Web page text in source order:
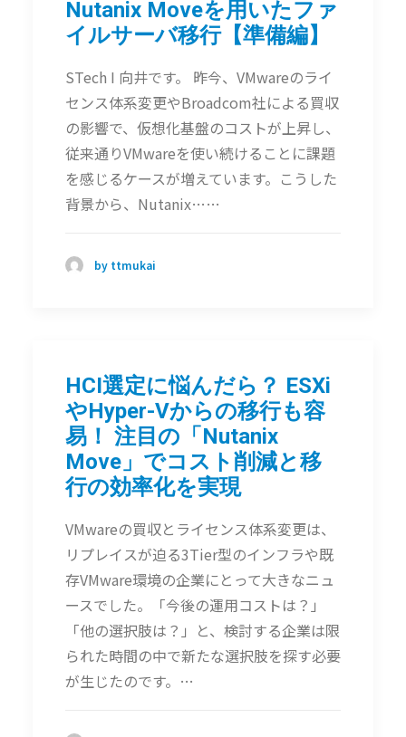
Nutanix Moveを用いたファ
イルサーバ移行【準備編】
STech I 向井です。 昨今、VMwareのライ
センス体系変更やBroadcom社による買収
の影響で、仮想化基盤のコストが上昇し、
従来通りVMwareを使い続けることに課題
を感じるケースが増えています。こうした
背景から、Nutanix……
by ttmukai
HCI選定に悩んだら？ ESXi
やHyper-Vからの移行も容
易！ 注目の「Nutanix
Move」でコスト削減と移
行の効率化を実現
VMwareの買収とライセンス体系変更は、
リプレイスが迫る3Tier型のインフラや既
存VMware環境の企業にとって大きなニュ
ースでした。「今後の運用コストは？」
「他の選択肢は？」と、検討する企業は限
られた時間の中で新たな選択肢を探す必要
が生じたのです。…